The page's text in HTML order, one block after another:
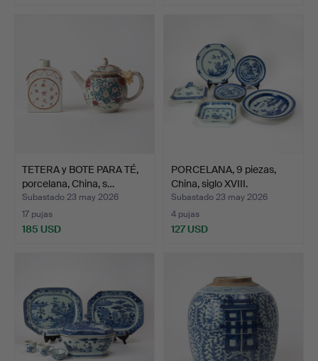
TETERA y BOTE PARA TÉ,
porcelana, China, s…
Subastado 23 may 2026
17 pujas
185 USD
PORCELANA, 9 piezas,
China, siglo XVIII.
Subastado 23 may 2026
4 pujas
127 USD